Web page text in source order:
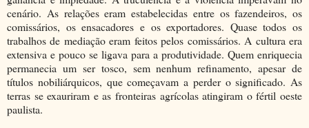
cenário. As relações eram estabelecidas entre os fazendeiros, os
comissários, os ensacadores e os exportadores. Quase todos os
trabalhos de mediação eram feitos pelos comissários. A cultura era
extensiva e pouco se ligava para a produtividade. Quem enriquecia
permanecia um ser tosco, sem nenhum refinamento, apesar de
títulos nobiliárquicos, que começavam a perder o significado. As
terras se exauriram e as fronteiras agrícolas atingiram o fértil oeste
paulista.